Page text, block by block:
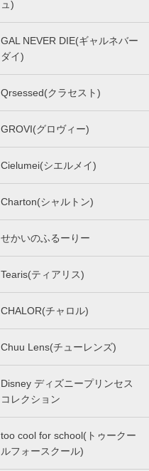
ュ)
GAL NEVER DIE(ギャルネバー
ダイ)
Qrsessed(クラセスト)
GROVI(グロヴィー)
Cielumei(シエルメイ)
Charton(シャルトン)
せかいのふるーりー
Tearis(ティアリス)
CHALOR(チャロル)
Chuu Lens(チューレンズ)
Disney ディズニープリンセス
コレクション
too cool for school(トゥークー
ルフォースクール)